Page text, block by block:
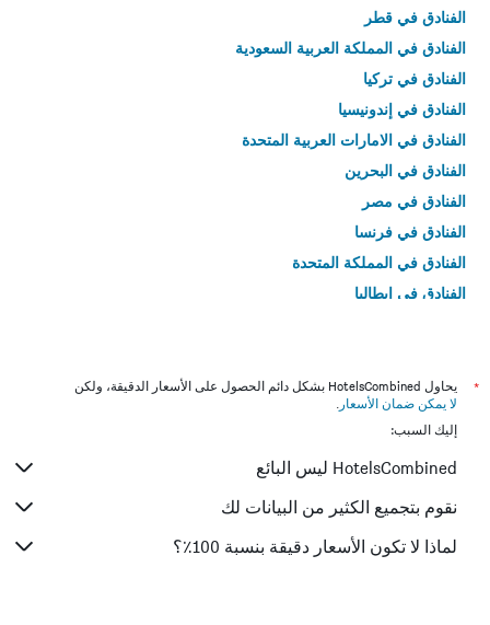
الفنادق في قطر
الفنادق في المملكة العربية السعودية
الفنادق في تركيا
الفنادق في إندونيسيا
الفنادق في الامارات العربية المتحدة
الفنادق في البحرين
الفنادق في مصر
الفنادق في فرنسا
الفنادق في المملكة المتحدة
الفنادق في إيطاليا
*
يحاول HotelsCombined بشكل دائم الحصول على الأسعار الدقيقة، ولكن
لا يمكن ضمان الأسعار .
إليك السبب:
HotelsCombined ليس البائع
نقوم بتجميع الكثير من البيانات لك
لماذا لا تكون الأسعار دقيقة بنسبة 100٪؟